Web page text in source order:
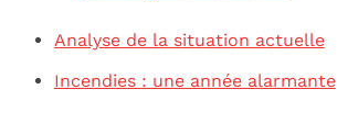
Analyse de la situation actuelle
Incendies : une année alarmante